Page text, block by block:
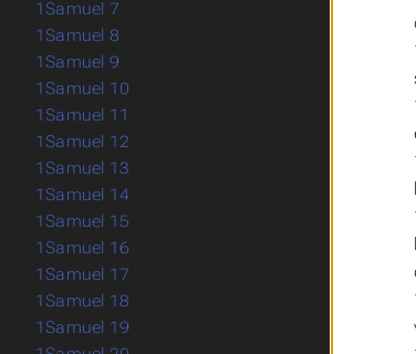
1Samuel 7
1Samuel 8
1Samuel 9
1Samuel 10
1Samuel 11
1Samuel 12
1Samuel 13
1Samuel 14
1Samuel 15
1Samuel 16
1Samuel 17
1Samuel 18
1Samuel 19